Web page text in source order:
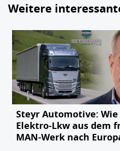
Weitere
Steyr Automotive: Wie
Elektro-Lkw aus dem
MAN-Werk nach